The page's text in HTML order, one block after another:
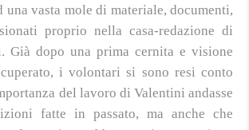
una vasta mole di materiale, documenti,
proprio nella casa-redazione di
Già dopo una prima cernita e visione
i volontari si sono resi conto
del lavoro di Valentini andasse
fatte in passato, ma anche che